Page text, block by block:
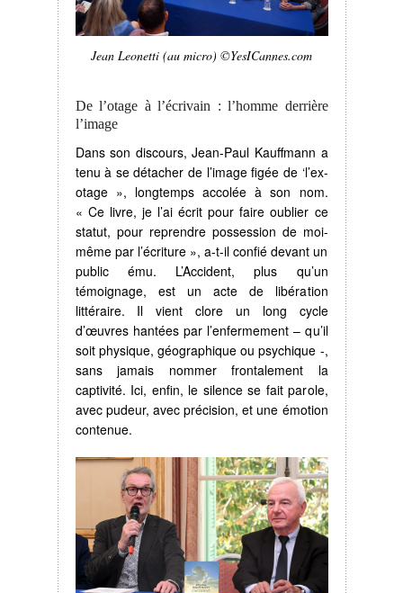
Jean Leonetti (au micro) ©YesICannes.com
De l’otage à l’écrivain : l’homme derrière
l’image
Dans son discours, Jean-Paul Kauffmann a
tenu à se détacher de l’image figée de ‘l’ex-
otage », longtemps accolée à son nom.
« Ce livre, je l’ai écrit pour faire oublier ce
statut, pour reprendre possession de moi-
même par l’écriture », a-t-il confié devant un
public ému. L’Accident, plus qu’un
témoignage, est un acte de libération
littéraire. Il vient clore un long cycle
d’œuvres hantées par l’enfermement – qu’il
soit physique, géographique ou psychique -,
sans jamais nommer frontalement la
captivité. Ici, enfin, le silence se fait parole,
avec pudeur, avec précision, et une émotion
contenue.